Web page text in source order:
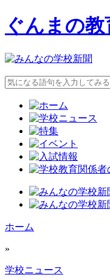
ぐんまの
ホーム
»
学校ニュース